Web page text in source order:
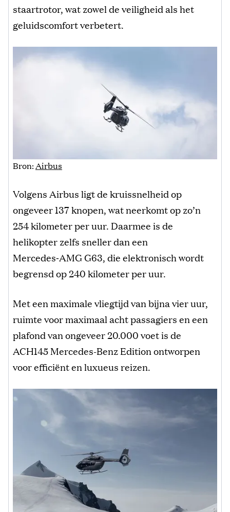
staartrotor, wat zowel de veiligheid als het
geluidscomfort verbetert.
Bron:Airbus
Volgens Airbus ligt de kruissnelheid op
ongeveer 137 knopen, wat neerkomt op zo’n
254 kilometer per uur. Daarmee is de
helikopter zelfs sneller dan een
Mercedes‑AMG G63, die elektronisch wordt
begrensd op 240 kilometer per uur.
Met een maximale vliegtijd van bijna vier uur,
ruimte voor maximaal acht passagiers en een
plafond van ongeveer 20.000 voet is de
ACH145 Mercedes-Benz Edition ontworpen
voor efficiënt en luxueus reizen.